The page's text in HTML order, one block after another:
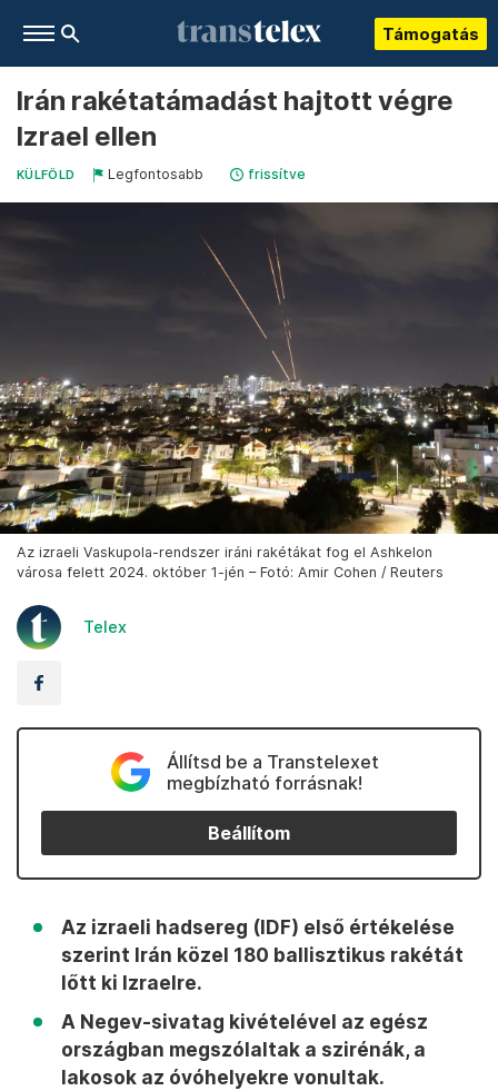
Támogatás
Irán rakétatámadást hajtott végre
Izrael ellen
KÜLFÖLD Legfontosabb frissítve
Az izraeli Vaskupola-rendszer iráni rakétákat fog el Ashkelon
városa felett 2024. október 1-jén – Fotó: Amir Cohen / Reuters
Telex
Állítsd be a Transtelexet
megbízható forrásnak!
Beállítom
Az izraeli hadsereg (IDF) első értékelése
szerint Irán közel 180 ballisztikus rakétát
lőtt ki Izraelre.
A Negev-sivatag kivételével az egész
országban megszólaltak a szirénák, a
lakosok az óvóhelyekre vonultak.